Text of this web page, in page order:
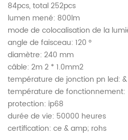
84pcs, total 252pcs
lumen mené: 800lm
mode de colocalisation de la
angle de faisceau: 120 °
diamètre: 240 mm
câble: 2m 2 * 1.0mm2
température de jonction pn led:
température de
protection: ip68
durée de vie: 50000 heures
certification: ce & amp; rohs